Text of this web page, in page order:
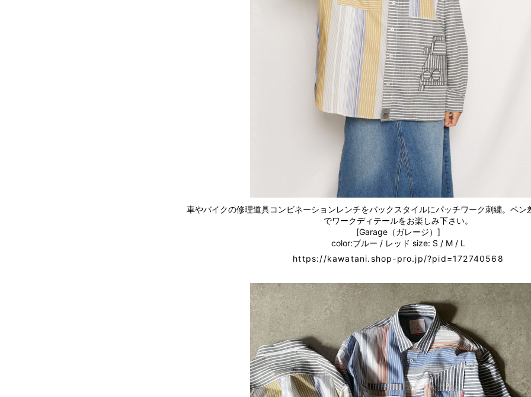
車やバイクの修理道具コンビネーションレンチをバックスタイルにパッチワーク刺繍。ペン
でワークディテールをお楽しみ下さい。
[Garage（ガレージ）]
color:ブルー / レッド size: S / M / L
https://kawatani.shop-pro.jp/?pid=172740568